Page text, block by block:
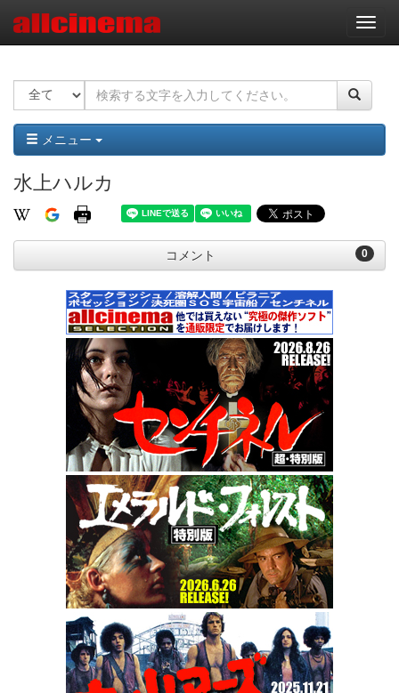
ナ
ビ
ー
ョ
ン
メニュー
水上ハルカ
0
コメント